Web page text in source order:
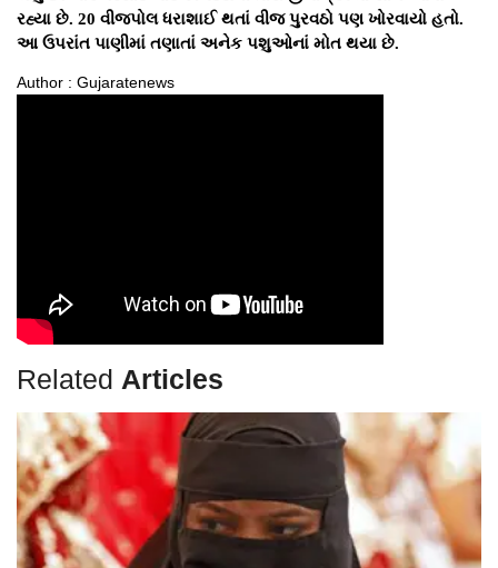
રહ્યા છે. 20 વીજપોલ ધરાશાઈ થતાં વીજ પુરવઠો પણ ખોરવાયો હતો.
આ ઉપરાંત પાણીમાં તણાતાં અનેક પશુઓનાં મોત થયા છે.
Author : Gujaratenews
Related Articles